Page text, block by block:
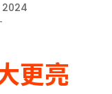
2024
更亮